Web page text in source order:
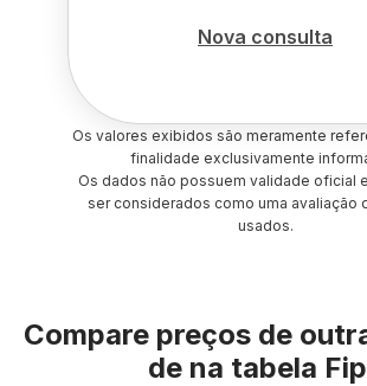
Nova consulta
Os valores exibidos são meramente
finalidade exclusivamente
Os dados não possuem validade oficial
ser considerados como uma avaliação
usados.
Compare preços de
de na tabela